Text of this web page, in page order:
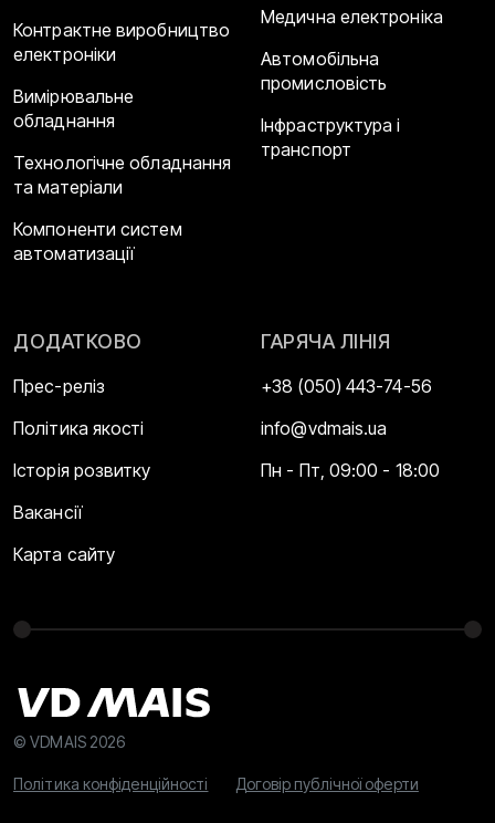
Контрактне виробництво
електроніки
Вимірювальне
обладнання
Технологічне обладнання
та матеріали
Компоненти систем
автоматизації
Медична електроніка
Автомобільна
промисловість
Інфраструктура і
транспорт
ДОДАТКОВО
Прес-реліз
Політика якості
Історія розвитку
Вакансії
Карта сайту
ГАРЯЧА ЛІНІЯ
+38 (050) 443-74-56
info@vdmais.ua
Пн - Пт, 09:00 - 18:00
© VDMAIS 2026
Політика конфіденційності Договір публічної оферти